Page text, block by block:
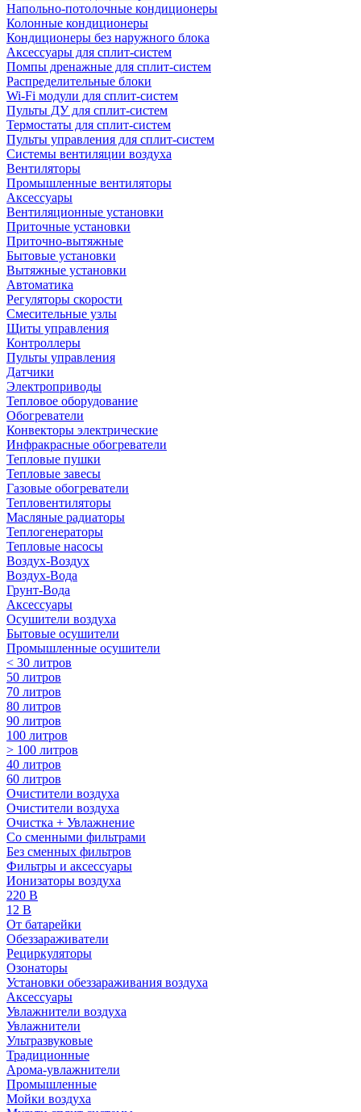
Напольно-потолочные кондиционеры
Колонные кондиционеры
Кондиционеры без наружного блока
Аксессуары для сплит-систем
Помпы дренажные для сплит-систем
Распределительные блоки
Wi-Fi модули для сплит-систем
Пульты ДУ для сплит-систем
Термостаты для сплит-систем
Пульты управления для сплит-систем
Системы вентиляции воздуха
Вентиляторы
Промышленные вентиляторы
Аксессуары
Вентиляционные установки
Приточные установки
Приточно-вытяжные
Бытовые установки
Вытяжные установки
Автоматика
Регуляторы скорости
Смесительные узлы
Щиты управления
Контроллеры
Пульты управления
Датчики
Электроприводы
Тепловое оборудование
Обогреватели
Конвекторы электрические
Инфракрасные обогреватели
Тепловые пушки
Тепловые завесы
Газовые обогреватели
Тепловентиляторы
Масляные радиаторы
Теплогенераторы
Тепловые насосы
Воздух-Воздух
Воздух-Вода
Грунт-Вода
Аксессуары
Осушители воздуха
Бытовые осушители
Промышленные осушители
< 30 литров
50 литров
70 литров
80 литров
90 литров
100 литров
> 100 литров
40 литров
60 литров
Очистители воздуха
Очистители воздуха
Очистка + Увлажнение
Cо сменными фильтрами
Без сменных фильтров
Фильтры и аксессуары
Ионизаторы воздуха
220 В
12 В
От батарейки
Обеззараживатели
Рециркуляторы
Озонаторы
Установки обеззараживания воздуха
Аксессуары
Увлажнители воздуха
Увлажнители
Ультразвуковые
Традиционные
Арома-увлажнители
Промышленные
Мойки воздуха